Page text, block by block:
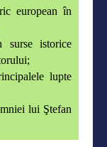
european în
surse istorice
lupte
lui Ştefan